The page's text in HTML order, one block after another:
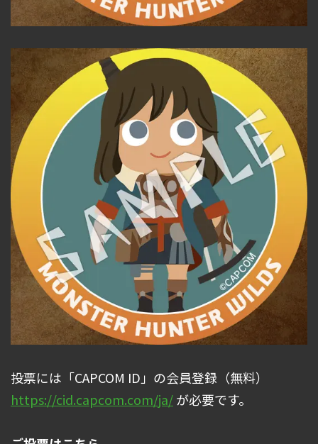
投票には「CAPCOM ID」の会員登録（無料）
https://cid.capcom.com/ja/が必要です。